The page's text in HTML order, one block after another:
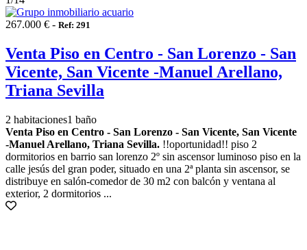
267.000 € - Ref: 291
Venta Piso en Centro - San Lorenzo - San
Vicente, San Vicente -Manuel Arellano,
Triana Sevilla
2 habitaciones1 baño
Venta Piso en Centro - San Lorenzo - San Vicente, San Vicente
-Manuel Arellano, Triana Sevilla. !!oportunidad!! piso 2
dormitorios en barrio san lorenzo 2º sin ascensor luminoso piso en la
calle jesús del gran poder, situado en una 2ª planta sin ascensor, se
distribuye en salón-comedor de 30 m2 con balcón y ventana al
exterior, 2 dormitorios ...